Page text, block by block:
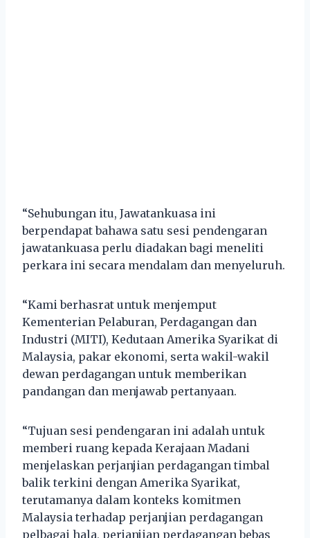
“Sehubungan itu, Jawatankuasa ini
berpendapat bahawa satu sesi pendengaran
jawatankuasa perlu diadakan bagi meneliti
perkara ini secara mendalam dan menyeluruh.
“Kami berhasrat untuk menjemput
Kementerian Pelaburan, Perdagangan dan
Industri (MITI), Kedutaan Amerika Syarikat di
Malaysia, pakar ekonomi, serta wakil-wakil
dewan perdagangan untuk memberikan
pandangan dan menjawab pertanyaan.
“Tujuan sesi pendengaran ini adalah untuk
memberi ruang kepada Kerajaan Madani
menjelaskan perjanjian perdagangan timbal
balik terkini dengan Amerika Syarikat,
terutamanya dalam konteks komitmen
Malaysia terhadap perjanjian perdagangan
pelbagai hala, perjanjian perdagangan bebas